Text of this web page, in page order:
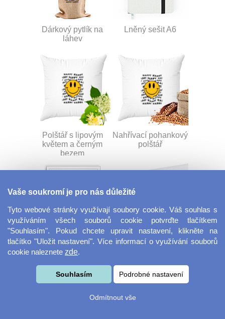
Dárkový pytlík na
láhev
Lněný sešit A6
Polštář s lipovým
květem a černým
bezem
Nahřívací pohankový
polštář
Fotoobraz 30x30
Dekorační látka
Vaše soukromí je pro nás důležité
Tyto webové stránky využívají soubory cookie. Váš souhlas s
využíváním všech souborů cookie potvrďte tlačítkem
"Souhlasím". Pokud chcete upravit nastavení, klikněte na
tlačítko "Uložit nastavení". Více informací o využívání souborů
cookie naleznete zde.
Souhlasím Podrobné nastavení
Odmítnout vše